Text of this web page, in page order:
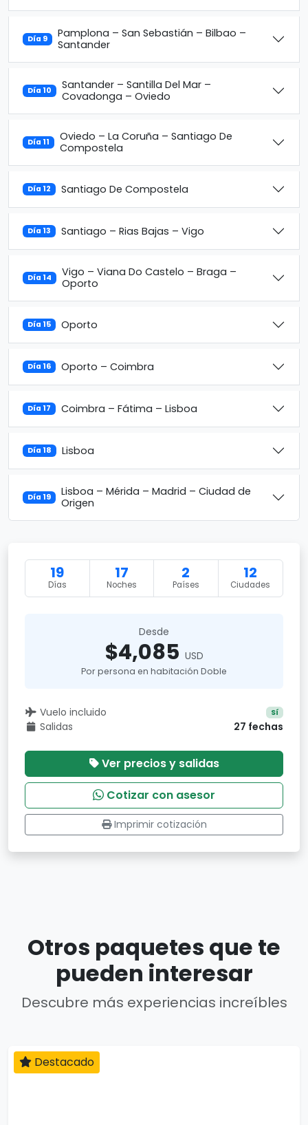
Día 9
Pamplona – San Sebastián – Bilbao –
Santander
Día 10
Santander – Santilla Del Mar –
Covadonga – Oviedo
Día 11
Oviedo – La Coruña – Santiago De
Compostela
Día 12 Santiago De Compostela
Día 13 Santiago – Rias Bajas – Vigo
Día 14
Vigo – Viana Do Castelo – Braga –
Oporto
Día 15 Oporto
Día 16 Oporto – Coimbra
Día 17 Coimbra – Fátima – Lisboa
Día 18 Lisboa
Día 19
Lisboa – Mérida – Madrid – Ciudad de
Origen
19
Días
17
Noches
2
Países
12
Ciudades
Desde
$4,085 USD
Por persona en habitación Doble
Vuelo incluido Sí
Salidas 27 fechas
Ver precios y salidas
Cotizar con asesor
Imprimir cotización
Otros paquetes que te
pueden interesar
Descubre más experiencias increíbles
Destacado